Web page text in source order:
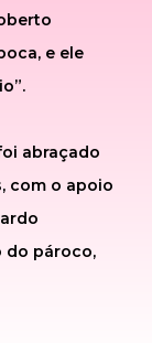
e ele
abraçado
com o apoio
do pároco,